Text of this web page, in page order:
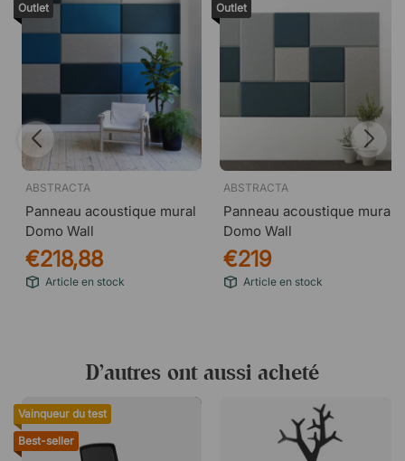
Outlet
ABSTRACTA
Panneau acoustique mural
Domo Wall
€218,88
Article en stock
Outlet
ABSTRACTA
Panneau acoustique mural
Domo Wall
€219
Article en stock
D’autres ont aussi acheté
Vainqueur du test
Best-seller